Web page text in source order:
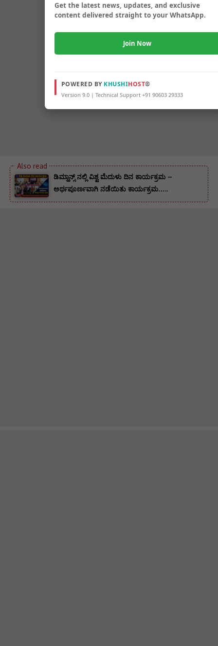
ಡಿಮ್ಹಾನ್ಸ್ ನಲ್ಲಿ ವಿಶ್ವ ಮೆದುಳು ದಿನ ಕಾರ್ಯಕ್ರಮ –
ಅರ್ಥಪೂರ್ಣವಾಗಿ ನಡೆಯಿತು ಕಾರ್ಯಕ್ರಮ…..
Get the latest news, updates, and exclusive
content delivered straight to your WhatsApp.
Join Now
POWERED BY KHUSHIHOST®
Version 9.0 | Technical Support +91 90603 29333